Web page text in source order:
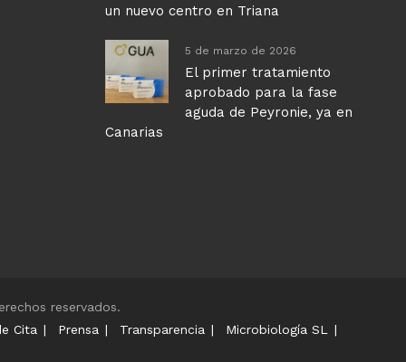
un nuevo centro en Triana
5 de marzo de 2026
El primer tratamiento
aprobado para la fase
aguda de Peyronie, ya en
Canarias
reservados.
Cita Prensa Transparencia
Microbiología SL